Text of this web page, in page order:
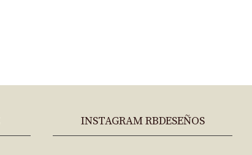
INSTAGRAM RBDESEÑOS